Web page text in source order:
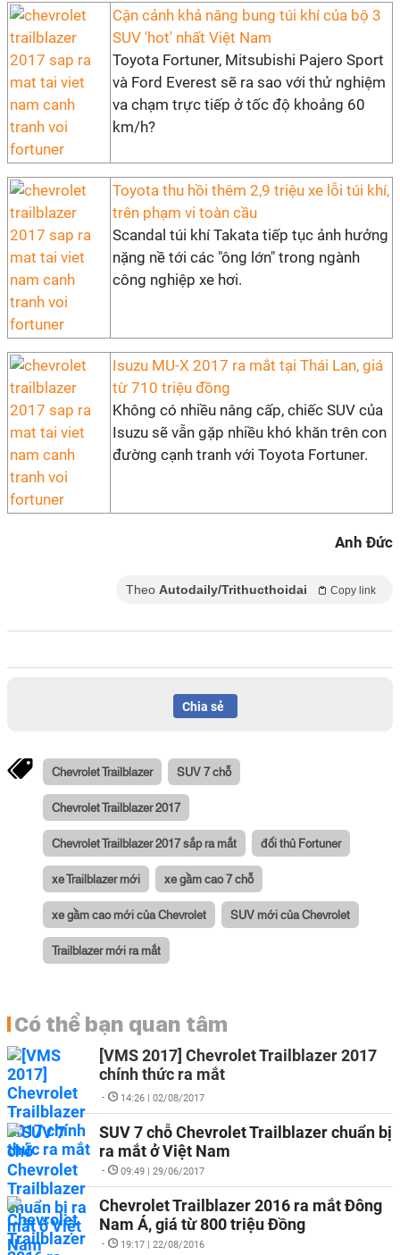
Cận cảnh khả năng bung túi khí của bộ 3
SUV 'hot' nhất Việt Nam
Toyota Fortuner, Mitsubishi Pajero Sport
và Ford Everest sẽ ra sao với thử nghiệm
va chạm trực tiếp ở tốc độ khoảng 60
km/h?
Toyota thu hồi thêm 2,9 triệu xe lỗi túi khí,
trên phạm vi toàn cầu
Scandal túi khí Takata tiếp tục ảnh hưởng
nặng nề tới các "ông lớn" trong ngành
công nghiệp xe hơi.
Isuzu MU-X 2017 ra mắt tại Thái Lan, giá
từ 710 triệu đồng
Không có nhiều nâng cấp, chiếc SUV của
Isuzu sẽ vẫn gặp nhiều khó khăn trên con
đường cạnh tranh với Toyota Fortuner.
Anh Đức
Theo Autodaily/Trithucthoidai Copy link
Chia sẻ
Chevrolet Trailblazer SUV 7 chỗ
Chevrolet Trailblazer 2017
Chevrolet Trailblazer 2017 sắp ra mắt đối thủ Fortuner
xe Trailblazer mới xe gầm cao 7 chỗ
xe gầm cao mới của Chevrolet SUV mới của Chevrolet
Trailblazer mới ra mắt
Có thể bạn quan tâm
[VMS 2017] Chevrolet Trailblazer 2017
chính thức ra mắt
- 14:26 | 02/08/2017
SUV 7 chỗ Chevrolet Trailblazer chuẩn bị
ra mắt ở Việt Nam
- 09:49 | 29/06/2017
Chevrolet Trailblazer 2016 ra mắt Đông
Nam Á, giá từ 800 triệu Đồng
- 19:17 | 22/08/2016